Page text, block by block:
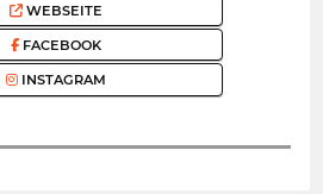
WEBSEITE
FACEBOOK
INSTAGRAM